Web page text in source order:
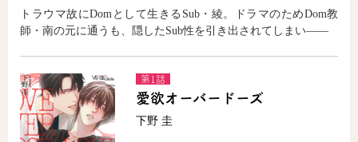
トラウマ故にDomとして生きるSub・綾。ドラマのためDom教
師・南の元に通うも、隠したSub性を引き出されてしまい――
第1話
愛欲オーバードーズ
下野 圭